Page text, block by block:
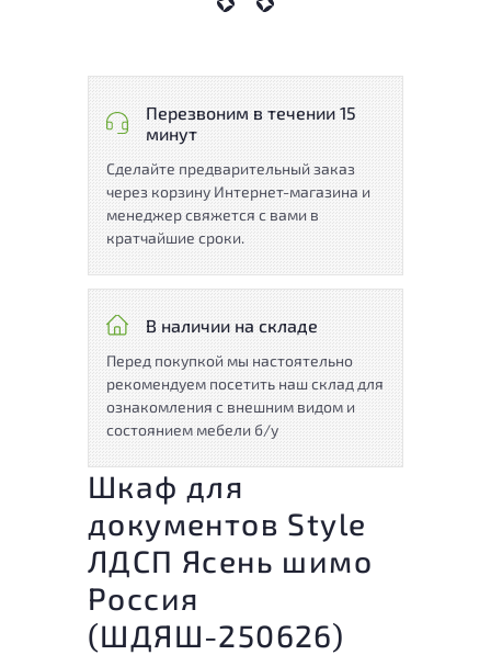
Перезвоним в течении 15
минут
Сделайте предварительный заказ
через корзину Интернет-магазина и
менеджер свяжется с вами в
кратчайшие сроки.
В наличии на складе
Перед покупкой мы настоятельно
рекомендуем посетить наш склад для
ознакомления с внешним видом и
состоянием мебели б/у
Шкаф для
документов Style
ЛДСП Ясень шимо
Россия
(ШДЯШ-250626)